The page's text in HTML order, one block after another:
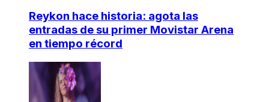
Reykon hace historia: agota las
entradas de su primer Movistar Arena
en tiempo récord